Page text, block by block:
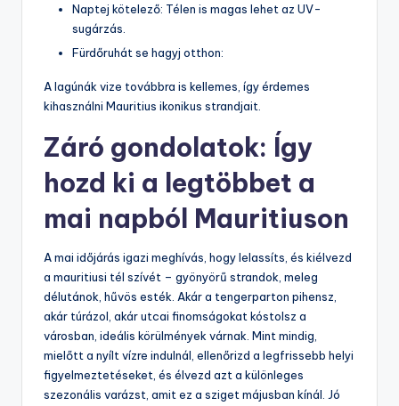
Naptej kötelező: Télen is magas lehet az UV-
sugárzás.
Fürdőruhát se hagyj otthon:
A lagúnák vize továbbra is kellemes, így érdemes
kihasználni Mauritius ikonikus strandjait.
Záró gondolatok: Így
hozd ki a legtöbbet a
mai napból Mauritiuson
A mai időjárás igazi meghívás, hogy lelassíts, és kiélvezd
a mauritiusi tél szívét – gyönyörű strandok, meleg
délutánok, hűvös esték. Akár a tengerparton pihensz,
akár túrázol, akár utcai finomságokat kóstolsz a
városban, ideális körülmények várnak. Mint mindig,
mielőtt a nyílt vízre indulnál, ellenőrizd a legfrissebb helyi
figyelmeztetéseket, és élvezd azt a különleges
szezonális varázst, amit ez a sziget májusban kínál. Jó